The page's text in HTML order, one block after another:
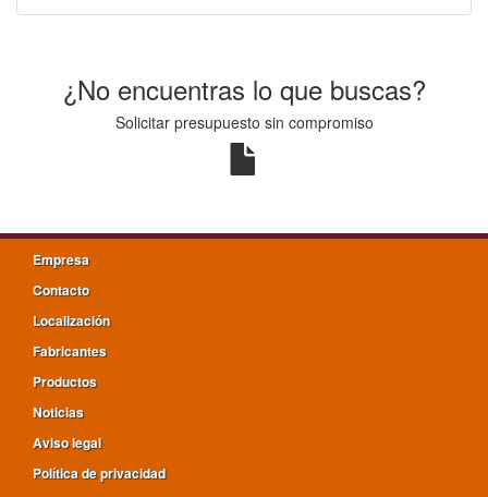
¿No encuentras lo que buscas?
Solicitar presupuesto sin compromiso
Empresa
Contacto
Localización
Fabricantes
Productos
Noticias
Aviso legal
Política de privacidad